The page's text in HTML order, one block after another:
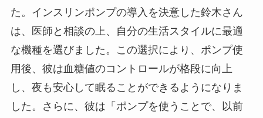
た。インスリンポンプの導入を決意した鈴木さん
は、医師と相談の上、自分の生活スタイルに最適
な機種を選びました。この選択により、ポンプ使
用後、彼は血糖値のコントロールが格段に向上
し、夜も安心して眠ることができるようになりま
した。さらに、彼は「ポンプを使うことで、以前